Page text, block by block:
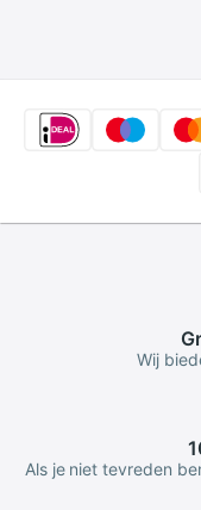
Wij
Als je niet tevreden